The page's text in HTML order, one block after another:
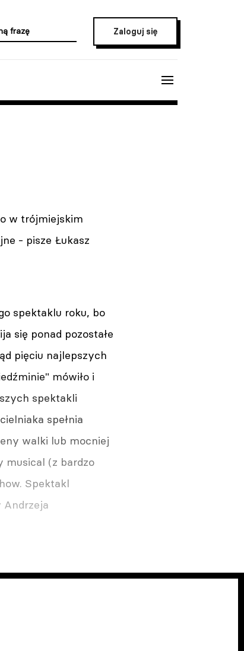
Zaloguj się
w trójmiejskim
- pisze Łukasz
spektaklu roku, bo
się ponad pozostałe
pięciu najlepszych
mówiło i
spektakli
spełnia
walki lub mocniej
musical (z bardzo
Spektakl
Andrzeja